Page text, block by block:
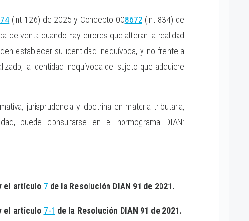
(int 126) de 2025 y Concepto 008672 (int 834) de
de venta cuando hay errores que alteran la realidad
establecer su identidad inequívoca, y no frente a
la identidad inequívoca del sujeto que adquiere
jurisprudencia y doctrina en materia tributaria,
puede consultarse en el normograma DIAN:
el artículo 7 de la Resolución DIAN 91 de 2021.
el artículo 7-1 de la Resolución DIAN 91 de 2021.